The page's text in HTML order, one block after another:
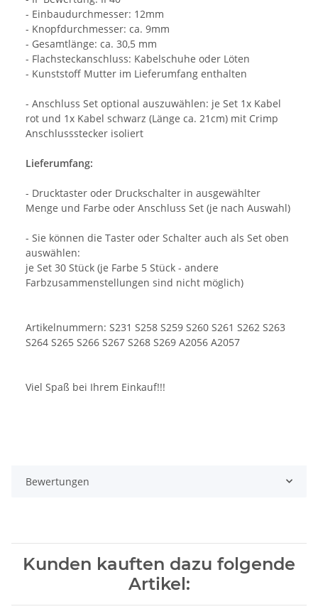
- Einbaudurchmesser: 12mm
- Knopfdurchmesser: ca. 9mm
- Gesamtlänge: ca. 30,5 mm
- Flachsteckanschluss: Kabelschuhe oder Löten
- Kunststoff Mutter im Lieferumfang enthalten
- Anschluss Set optional auszuwählen: je Set 1x Kabel
rot und 1x Kabel schwarz (Länge ca. 21cm) mit Crimp
Anschlussstecker isoliert
Lieferumfang:
- Drucktaster oder Druckschalter in ausgewählter
Menge und Farbe oder Anschluss Set (je nach Auswahl)
- Sie können die Taster oder Schalter auch als Set oben
auswählen:
je Set 30 Stück (je Farbe 5 Stück - andere
Farbzusammenstellungen sind nicht möglich)
Artikelnummern: S231 S258 S259 S260 S261 S262 S263
S264 S265 S266 S267 S268 S269 A2056 A2057
Viel Spaß bei Ihrem Einkauf!!!
Bewertungen
Kunden kauften dazu folgende
Artikel: